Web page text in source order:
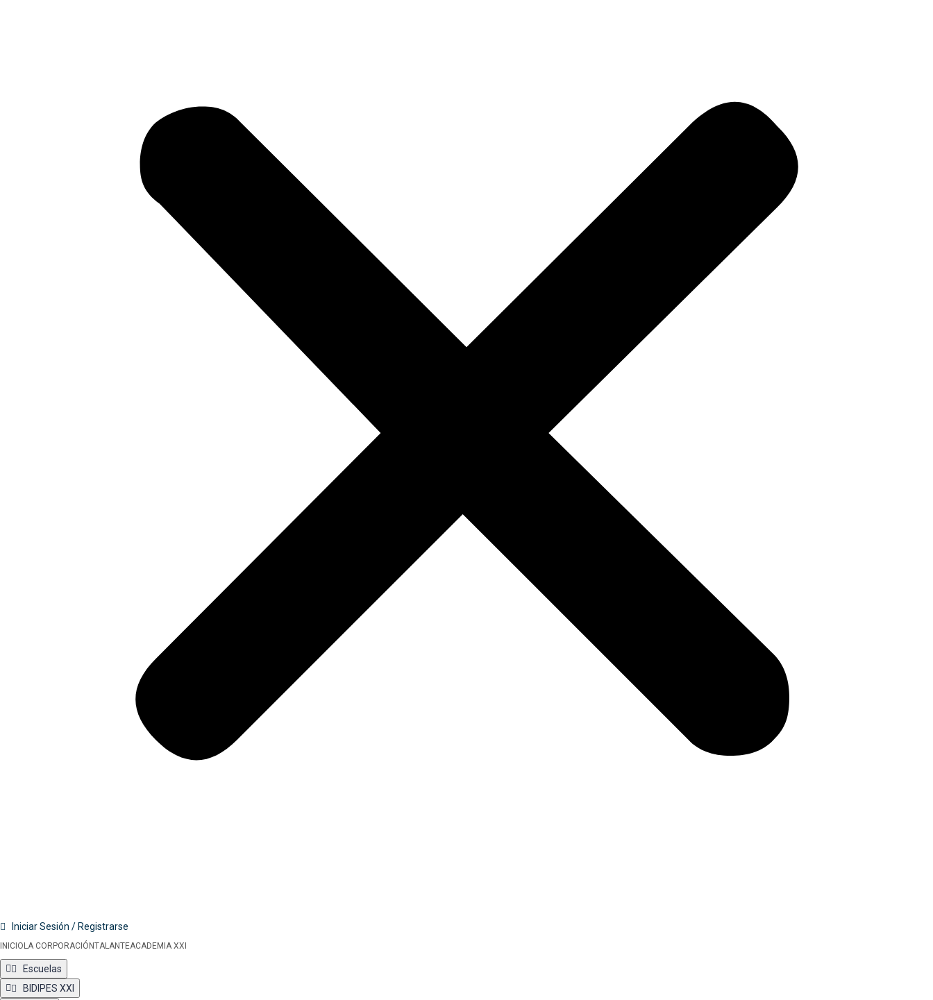
Iniciar Sesión / Registrarse
INICIO LA CORPORACIÓNTALANTEACADEMIA XXI
Escuelas
BIDIPES XXI